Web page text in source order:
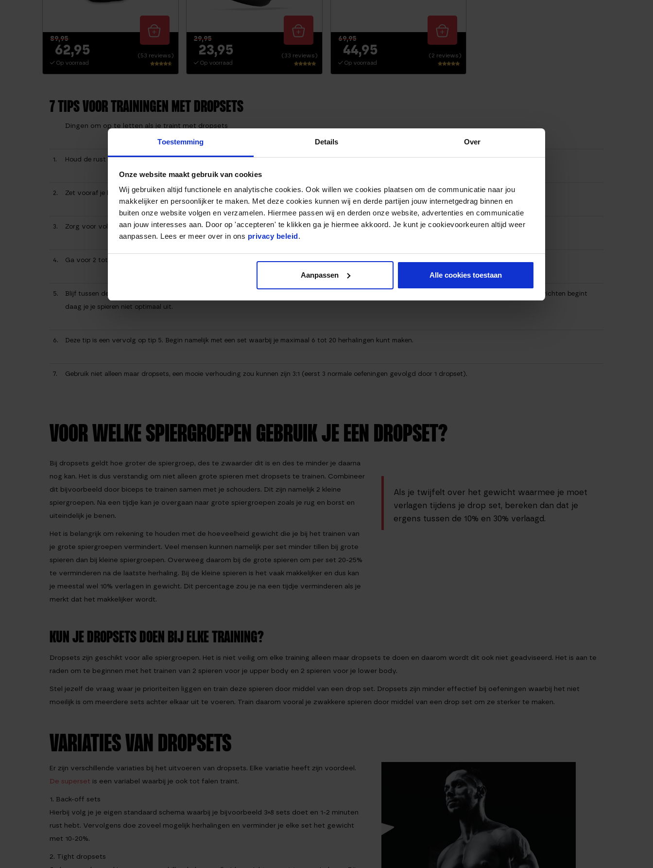
Toestemming Details Over
Onze website maakt gebruik van cookies
Wij gebruiken altijd functionele en analytische cookies. Ook willen we cookies plaatsen om de communicatie naar jou
makkelijker en persoonlijker te maken. Met deze cookies kunnen wij en derde partijen jouw internetgedrag binnen en
buiten onze website volgen en verzamelen. Hiermee passen wij en derden onze website, advertenties en communicatie
aan jouw interesses aan. Door op 'accepteren' te klikken ga je hiermee akkoord. Je kunt je cookievoorkeuren altijd weer
aanpassen. Lees er meer over in ons privacy beleid.
Aanpassen Alle cookies toestaan
(53 reviews)
89,95
62,95
Op voorraad
(33 reviews)
29,95
23,95
Op voorraad
(2 reviews)
69,95
44,95
Op voorraad
7 TIPS VOOR TRAININGEN MET DROPSETS
Dingen om op te letten als je traint met dropsets
1. Houd de rust tussen de sets minimaal.
2. Zet vooraf je benodigde materialen klaar. Hierdoor kan je na een set gelijk door met andere gewichten.
3. Zorg voor voldoende materialen
4. Ga voor 2 tot 3 keer verlagen in gewicht.
5.
Blijf tussen de 6 en 20 herhalingen. Het namelijk wel de bedoeling om tot falen te trainen, alleen is dit voor iedereen anders. Als je namelijk met te lichte gewichten begint
daag je je spieren niet optimaal uit.
6. Deze tip is een vervolg op tip 5. Begin namelijk met een set waarbij je maximaal 6 tot 20 herhalingen kunt maken.
7. Gebruik niet alleen maar dropsets, een mooie verhouding zou kunnen zijn 3:1 (eerst 3 normale oefeningen gevolgd door 1 dropset).
VOOR WELKE SPIERGROEPEN GEBRUIK JE EEN DROPSET?
Bij dropsets geldt hoe groter de spiergroep, des te zwaarder dit is en des te minder je daarna
nog kan. Het is dus verstandig om niet alleen grote spieren met dropsets te trainen. Combineer
dit bijvoorbeeld door biceps te trainen samen met je schouders. Dit zijn namelijk 2 kleine
spiergroepen. Na een tijdje kan je overgaan naar grote spiergroepen zoals je rug en borst en
uiteindelijk je benen.
Het is belangrijk om rekening te houden met de hoeveelheid gewicht die je bij het trainen van
je grote spiergroepen vermindert. Veel mensen kunnen namelijk per set minder tillen bij grote
spieren dan bij kleine spiergroepen. Overweeg daarom bij de grote spieren om per set 20-25%
te verminderen na de laatste herhaling. Bij de kleine spieren is het vaak makkelijker en dus kan
je meestal wel 10% verlagen in gewicht. Dit percentage zou je na een tijdje verminderen als je
merkt dat het makkelijker wordt.
Als je twijfelt over het gewicht waarmee je moet
verlagen tijdens je drop set, bereken dan dat je
ergens tussen de 10% en 30% verlaagd.
KUN JE DROPSETS DOEN BIJ ELKE TRAINING?
Dropsets zijn geschikt voor alle spiergroepen. Het is niet veilig om elke training alleen maar dropsets te doen en daarom wordt dit ook niet geadviseerd. Het is aan te
raden om te beginnen met het trainen van 2 spieren voor je upper body en 2 spieren voor je lower body.
Stel jezelf de vraag waar je prioriteiten liggen en train deze spieren door middel van een drop set. Dropsets zijn minder effectief bij oefeningen waarbij het niet
moeilijk is om meerdere sets achter elkaar uit te voeren. Train daarom vooral je zwakkere spieren door middel van een drop set om ze sterker te maken.
VARIATIES VAN DROPSETS
Er zijn verschillende variaties bij het uitvoeren van dropsets. Elke variatie heeft zijn voordeel.
De superset is een variabel waarbij je ook tot falen traint.
1. Back-off sets
Hierbij volg je je eigen standaard schema waarbij je bijvoorbeeld 3×8 sets doet en 1-2 minuten
rust hebt. Vervolgens doe zoveel mogelijk herhalingen en verminder je elke set het gewicht
met 10-20%.
2. Tight dropsets